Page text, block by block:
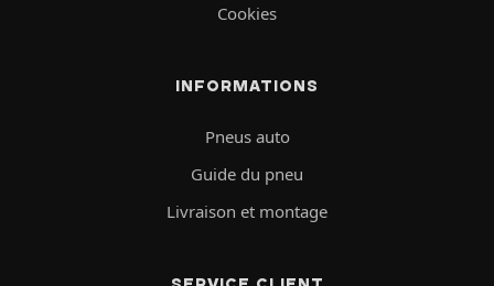
Cookies
INFORMATIONS
Pneus auto
Guide du pneu
Livraison et montage